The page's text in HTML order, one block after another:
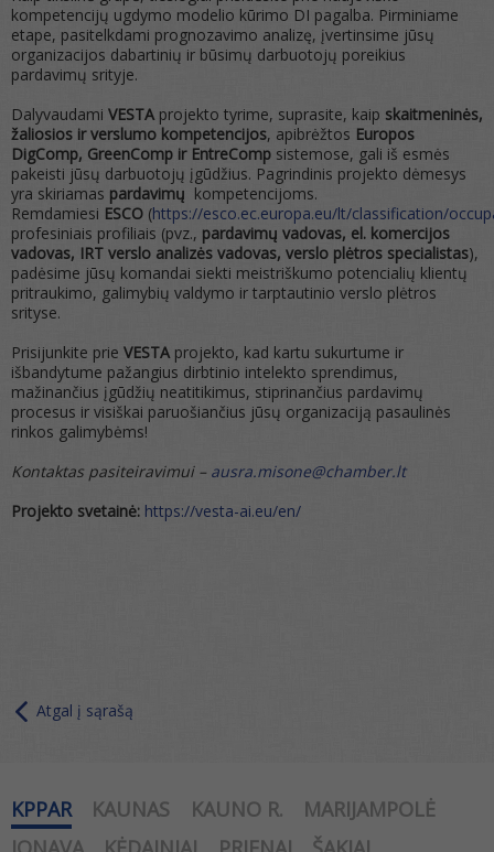
kompetencijų ugdymo modelio kūrimo DI pagalba. Pirminiame
etape, pasitelkdami prognozavimo analizę, įvertinsime jūsų
organizacijos dabartinių ir būsimų darbuotojų poreikius
pardavimų srityje.
Dalyvaudami VESTAprojekto tyrime, suprasite, kaip skaitmeninės,
žaliosios ir verslumo kompetencijos, apibrėžtos Europos
DigComp, GreenComp ir EntreComp sistemose, gali iš esmės
pakeisti jūsų darbuotojų įgūdžius. Pagrindinis projekto dėmesys
yra skiriamas pardavimų kompetencijoms.
Remdamiesi ESCO (https://esco.ec.europa.eu/lt/classification/
profesiniais profiliais (pvz., pardavimų vadovas, el. komercijos
vadovas, IRT verslo analizės vadovas, verslo plėtros specialistas),
padėsime jūsų komandai siekti meistriškumo potencialių klientų
pritraukimo, galimybių valdymo ir tarptautinio verslo plėtros
srityse.
Prisijunkite prie VESTAprojekto, kad kartu sukurtume ir
išbandytume pažangius dirbtinio intelekto sprendimus,
mažinančius įgūdžių neatitikimus, stiprinančius pardavimų
procesus ir visiškai paruošiančius jūsų organizaciją pasaulinės
rinkos galimybėms!
Kontaktas pasiteiravimui – ausra.misone@chamber.lt
Projekto svetainė: https://vesta-ai.eu/en/
Atgal į sąrašą
KPPAR KAUNAS KAUNO R.
MARIJAMPOLĖ